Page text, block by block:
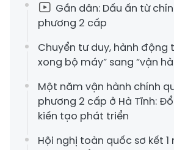
Gần dân: Dấu ấn từ
phương 2 cấp
Chuyển tư duy, hành động
xong bộ máy” sang “vận
Một năm vận hành chính
phương 2 cấp ở Hà Tĩnh:
kiến tạo phát triển
Hội nghị toàn quốc sơ kết